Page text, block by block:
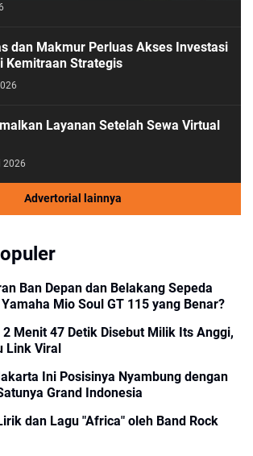
dan Makmur Perluas Akses Investasi
Kemitraan Strategis
Layanan Setelah Sewa Virtual
2026
Advertorial lainnya
Ban Depan dan Belakang Sepeda
Mio Soul GT 115 yang Benar?
2 Menit 47 Detik Disebut Milik Its Anggi,
Link Viral
Ini Posisinya Nyambung dengan
Grand Indonesia
dan Lagu "Africa" oleh Band Rock